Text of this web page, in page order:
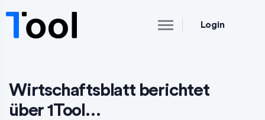
Login
Wirtschaftsblatt berichtet
über 1Tool…